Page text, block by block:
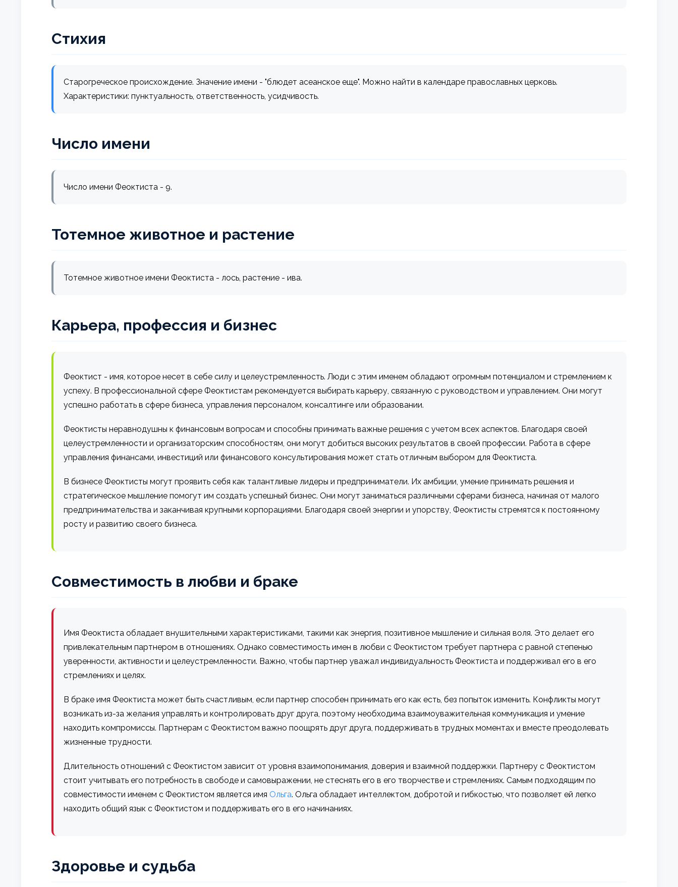
Стихия
Старогреческое происхождение. Значение имени - "блюдет асеанское еще". Можно найти в календаре православных церковь.
Характеристики: пунктуальность, ответственность, усидчивость.
Число имени
Число имени Феоктиста - 9.
Тотемное животное и растение
Тотемное животное имени Феоктиста - лось, растение - ива.
Карьера, профессия и бизнес
Феоктист - имя, которое несет в себе силу и целеустремленность. Люди с этим именем обладают огромным потенциалом и стремлением к
успеху. В профессиональной сфере Феоктистам рекомендуется выбирать карьеру, связанную с руководством и управлением. Они могут
успешно работать в сфере бизнеса, управления персоналом, консалтинге или образовании.
Феоктисты неравнодушны к финансовым вопросам и способны принимать важные решения с учетом всех аспектов. Благодаря своей
целеустремленности и организаторским способностям, они могут добиться высоких результатов в своей профессии. Работа в сфере
управления финансами, инвестиций или финансового консультирования может стать отличным выбором для Феоктиста.
В бизнесе Феоктисты могут проявить себя как талантливые лидеры и предприниматели. Их амбиции, умение принимать решения и
стратегическое мышление помогут им создать успешный бизнес. Они могут заниматься различными сферами бизнеса, начиная от малого
предпринимательства и заканчивая крупными корпорациями. Благодаря своей энергии и упорству, Феоктисты стремятся к постоянному
росту и развитию своего бизнеса.
Совместимость в любви и браке
Имя Феоктиста обладает внушительными характеристиками, такими как энергия, позитивное мышление и сильная воля. Это делает его
привлекательным партнером в отношениях. Однако совместимость имен в любви с Феоктистом требует партнера с равной степенью
уверенности, активности и целеустремленности. Важно, чтобы партнер уважал индивидуальность Феоктиста и поддерживал его в его
стремлениях и целях.
В браке имя Феоктиста может быть счастливым, если партнер способен принимать его как есть, без попыток изменить. Конфликты могут
возникать из-за желания управлять и контролировать друг друга, поэтому необходима взаимоуважительная коммуникация и умение
находить компромиссы. Партнерам с Феоктистом важно поощрять друг друга, поддерживать в трудных моментах и вместе преодолевать
жизненные трудности.
Длительность отношений с Феоктистом зависит от уровня взаимопонимания, доверия и взаимной поддержки. Партнеру с Феоктистом
стоит учитывать его потребность в свободе и самовыражении, не стеснять его в его творчестве и стремлениях. Самым подходящим по
совместимости именем с Феоктистом является имя Ольга. Ольга обладает интеллектом, добротой и гибкостью, что позволяет ей легко
находить общий язык с Феоктистом и поддерживать его в его начинаниях.
Здоровье и судьба